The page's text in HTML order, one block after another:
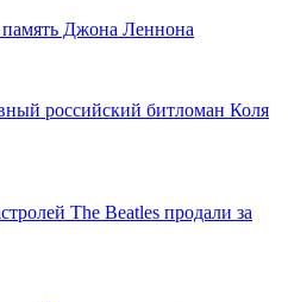
Джона Леннона
российский битломан Коля
The Beatles продали за